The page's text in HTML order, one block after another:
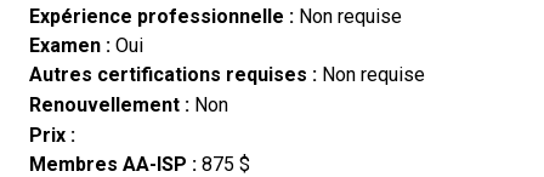
Expérience professionnelle : Non requise
Examen : Oui
Autres certifications requises : Non requise
Renouvellement : Non
Prix :
Membres AA-ISP : 875 $